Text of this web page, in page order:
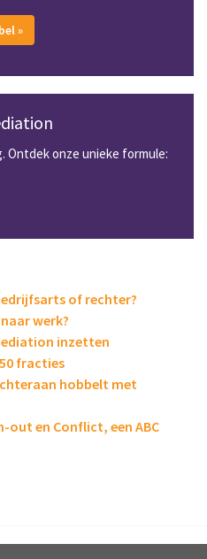
»
Ontdek onze unieke formule:
of rechter?
naar werk?
inzetten
fracties
hobbelt met
out en Conflict, een ABC